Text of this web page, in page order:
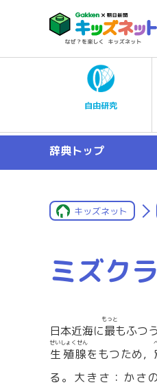
自由研究
辞典トップ
キッズネット
ミズク
日本近海に最
もっと
もふつ
生殖腺
せいしょくせん
をもつため，
る。大きさ：かさ